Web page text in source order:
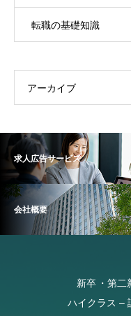
転職の基礎知識
アーカイブ
求人広告サービス
会社概要
新卒
第二
ハイクラス –